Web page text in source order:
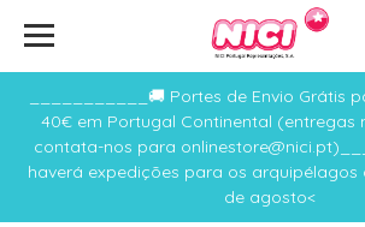
___________🚚 Portes de Envio Grátis
40€ em Portugal Continental (entregas
contata-nos para
haverá expedições para os arquipélagos
de agosto<